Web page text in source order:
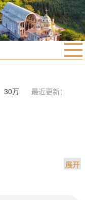
30万
最近更新：
展开